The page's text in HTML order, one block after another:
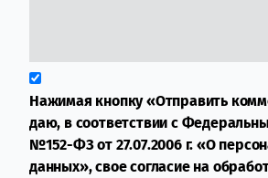
Нажимая кнопку «Отправить
даю, в соответствии с
№152-ФЗ от 27.07.2006 г. «О
данных», свое согласие на